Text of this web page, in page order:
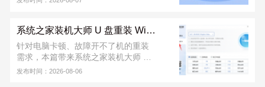
盘启动，即可进入安装界面，按提示
一步步完成系统重装。整个过程稳定
可靠，不易受网络影响，支持格式化
顿、开机失败等问题，适合电脑维
系统之家装机大师 U 盘重装 Win10 系统教程
针对电脑卡顿、故障开不了机的重装
需求，本篇带来系统之家装机大师 U
盘重装 Win10 完整教程。该工具能一
发布时间：2026-08-06